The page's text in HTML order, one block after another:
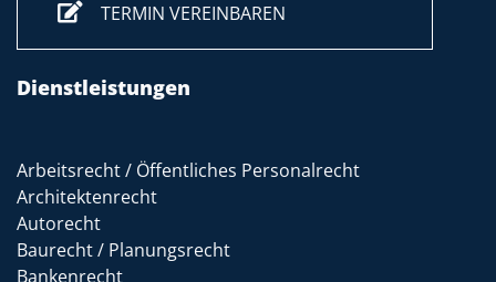
TERMIN VEREINBAREN
Dienstleistungen
Arbeitsrecht / Öffentliches Personalrecht
Architektenrecht
Autorecht
Baurecht / Planungsrecht
Bankenrecht